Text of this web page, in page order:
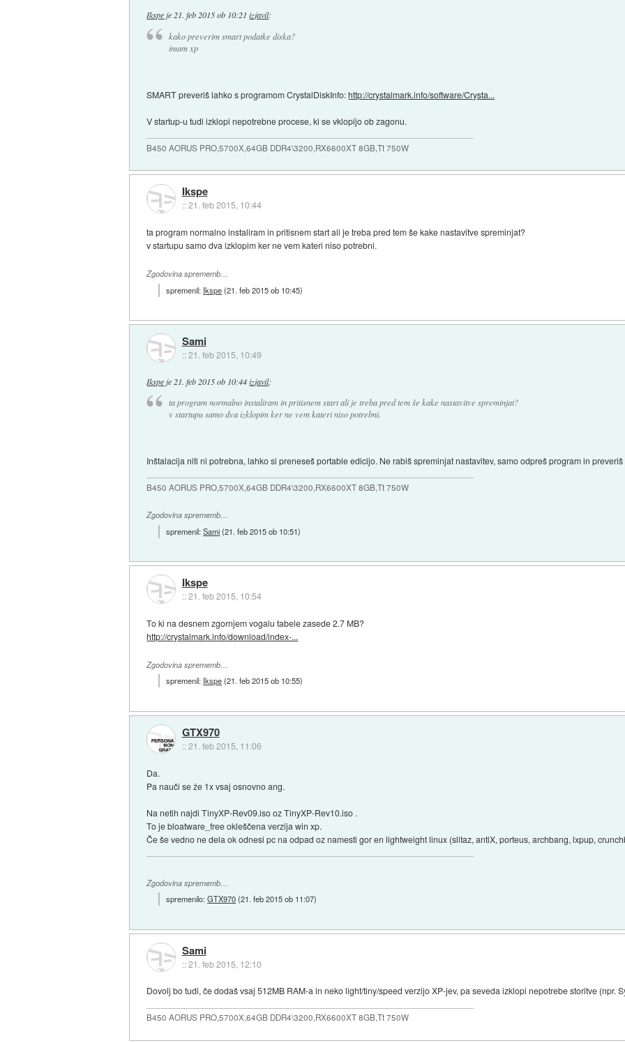
Ikspeje21. feb 2015 ob 10:21 izjavil:
kako preverim smart podatke diska?
imam xp
SMART preveriš lahko s programom CrystalDiskInfo:http://crystalmark.info/software/Crysta...
V startup-u tudi izklopi nepotrebne procese, ki se vklopijo ob zagonu.
B450 AORUS PRO,5700X,64GB DDR4\3200,RX6600XT 8GB,Tt 750W
Ikspe
::21. feb 2015, 10:44
ta program normalno instaliram in pritisnem start ali je treba pred tem še kake nastavitve spreminjat?
v startupu samo dva izklopim ker ne vem kateri niso potrebni.
Zgodovina sprememb…
spremenil: Ikspe(21. feb 2015 ob 10:45)
Sami
::21. feb 2015, 10:49
Ikspe je 21. feb 2015 ob 10:44 izjavil:
ta program normalno instaliram in pritisnem start ali je treba pred tem še kake nastavitve spreminjat?
v startupu samo dva izklopim ker ne vem kateri niso potrebni.
Inštalacija niti ni potrebna, lahko si preneseš portable edicijo. Ne rabiš spreminjat nastavitev, samo odpreš program in
B450 AORUS PRO,5700X,64GB DDR4\3200,RX6600XT 8GB,Tt 750W
Zgodovina sprememb…
spremenil:Sami(21. feb 2015 ob 10:51)
Ikspe
::21. feb 2015, 10:54
To ki na desnem zgornjem vogalu tabele zasede 2.7 MB?
http://crystalmark.info/download/index-...
Zgodovina sprememb…
spremenil: Ikspe(21. feb 2015 ob 10:55)
GTX970
::21. feb 2015, 11:06
Da.
Pa nauči se že 1x vsaj osnovno ang.
Na netih najdi TinyXP-Rev09.iso oz TinyXP-Rev10.iso .
To je bloatware_free okleščena verzija win xp.
Če še vedno ne dela ok odnesi pc na odpad oz namesti gor en lightweight linux (slitaz, antiX, porteus, archbang, lxpup,
Zgodovina sprememb…
spremenilo:GTX970(21. feb 2015 ob 11:07)
Sami
::21. feb 2015, 12:10
Dovolj bo tudi, če dodaš vsaj 512MB RAM-a in neko light/tiny/speed verzijo XP-jev, pa seveda izklopi nepotrebe storitve (npr.
B450 AORUS PRO,5700X,64GB DDR4\3200,RX6600XT 8GB,Tt 750W